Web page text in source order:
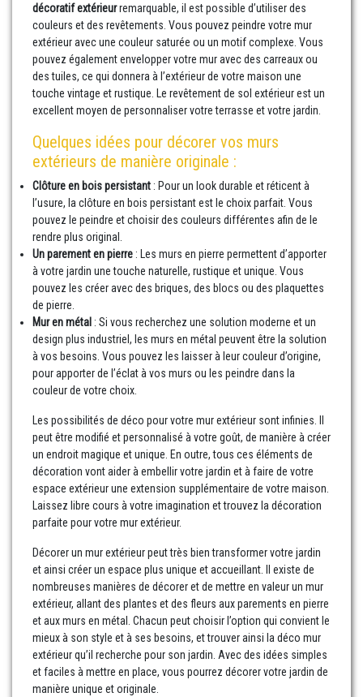
décoratif extérieurremarquable, il est possible d’utiliser des
couleurs et des revêtements. Vous pouvez peindre votre mur
extérieur avec une couleur saturée ou un motif complexe. Vous
pouvez également envelopper votre mur avec des carreaux ou
des tuiles, ce qui donnera à l’extérieur de votre maison une
touche vintage et rustique. Le revêtement de sol extérieur est un
excellent moyen de personnaliser votre terrasse et votre jardin.
Quelques idées pour décorer vos murs
extérieurs de manière originale :
Clôture en bois persistant : Pour un look durable et réticent à
l’usure, la clôture en bois persistant est le choix parfait. Vous
pouvez le peindre et choisir des couleurs différentes afin de le
rendre plus original.
Un parement en pierre : Les murs en pierre permettent d’apporter
à votre jardin une touche naturelle, rustique et unique. Vous
pouvez les créer avec des briques, des blocs ou des plaquettes
de pierre.
Mur en métal : Si vous recherchez une solution moderne et un
design plus industriel, les murs en métal peuvent être la solution
à vos besoins. Vous pouvez les laisser à leur couleur d’origine,
pour apporter de l’éclat à vos murs ou les peindre dans la
couleur de votre choix.
Les possibilités de déco pour votre mur extérieur sont infinies. Il
peut être modifié et personnalisé à votre goût, de manière à créer
un endroit magique et unique. En outre, tous ces éléments de
décoration vont aider à embellir votre jardin et à faire de votre
espace extérieur une extension supplémentaire de votre maison.
Laissez libre cours à votre imagination et trouvez la décoration
parfaite pour votre mur extérieur.
Décorer un mur extérieur peut très bien transformer votre jardin
et ainsi créer un espace plus unique et accueillant. Il existe de
nombreuses manières de décorer et de mettre en valeur un mur
extérieur, allant des plantes et des fleurs aux parements en pierre
et aux murs en métal. Chacun peut choisir l’option qui convient le
mieux à son style et à ses besoins, et trouver ainsi la déco mur
extérieur qu’il recherche pour son jardin. Avec des idées simples
et faciles à mettre en place, vous pourrez décorer votre jardin de
manière unique et originale.